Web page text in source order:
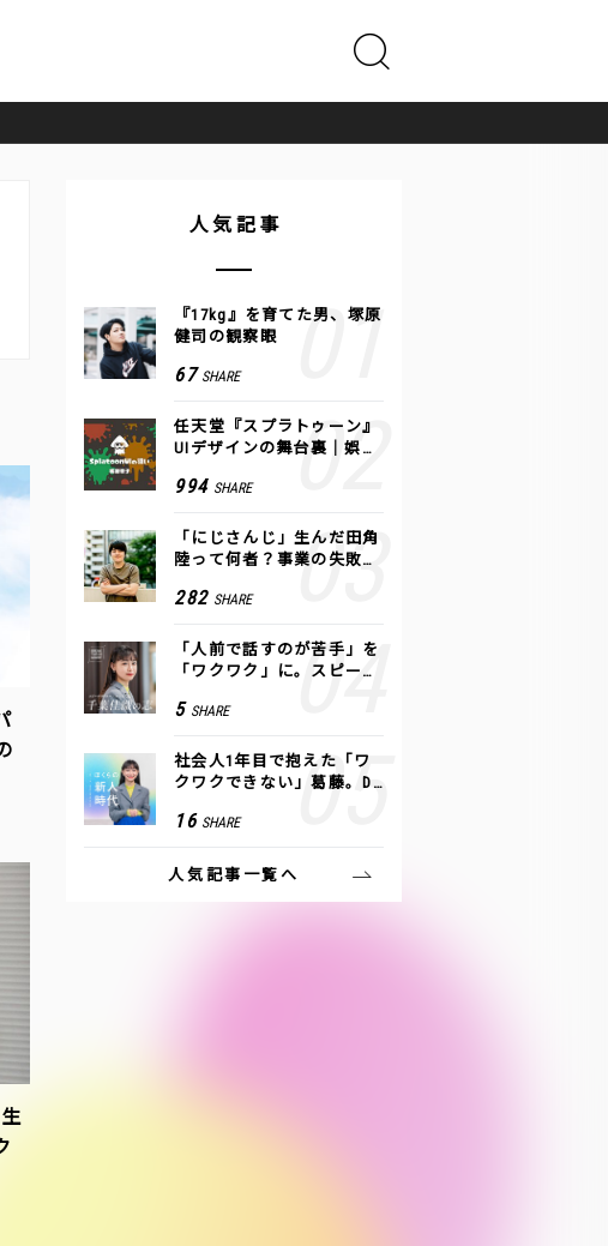
人気記事
『17kg』を育てた男、塚原
健司の観察眼
67 SHARE
任天堂『スプラトゥーン』
UIデザインの舞台裏｜娯楽
994 SHARE
「にじさんじ」生んだ田角
陸って何者？事業の失敗
COLOR
282 SHARE
「人前で話すのが苦手」を
「ワクワク」に。スピーチ
方トレーニング」に込めた
5 SHARE
社会人1年目で抱えた「ワ
クワクできない」葛藤。De
つけた、私の生きる道
16 SHARE
人気記事一覧へ